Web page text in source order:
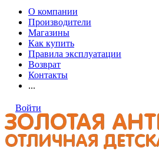
О компании
Производители
Магазины
Как купить
Правила эксплуатации
Возврат
Контакты
...
Войти